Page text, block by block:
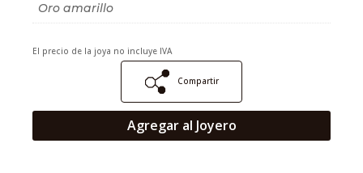
Oro amarillo
El precio de la joya no incluye IVA
Compartir
Agregar al Joyero